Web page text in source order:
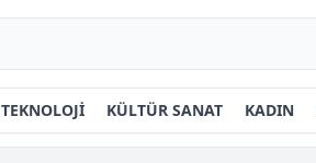
TEKNOLOJİ KÜLTÜR SANAT KADIN